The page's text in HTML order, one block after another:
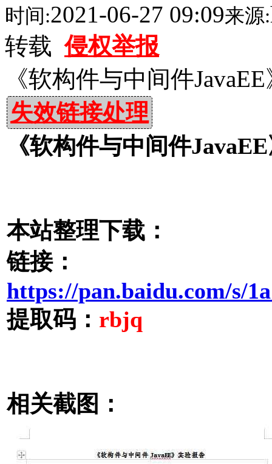
时间:2021-06-27 09:09来源:
转载侵权举报
《软构件与中间件
失效链接处理
《软构件与中间件
本站整理下载：
链接：
https://pan.baidu.com/s/
提取码： rbjq
相关截图：